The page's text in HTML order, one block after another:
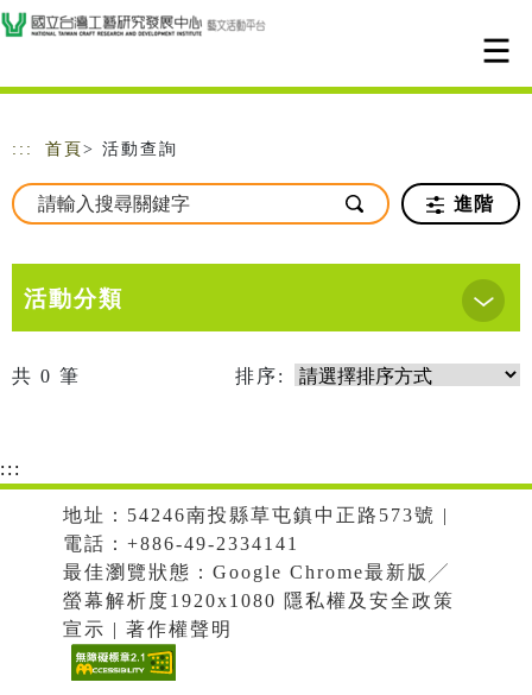
跳到主要內容
網站導覽
::: 首頁 > 活動查詢
進階
活動分類
共 0 筆 排序:
:::
地址：54246南投縣草屯鎮中正路573號 |
電話：+886-49-2334141
最佳瀏覽狀態：Google Chrome最新版╱
螢幕解析度1920x1080 隱私權及安全政策
宣示 | 著作權聲明